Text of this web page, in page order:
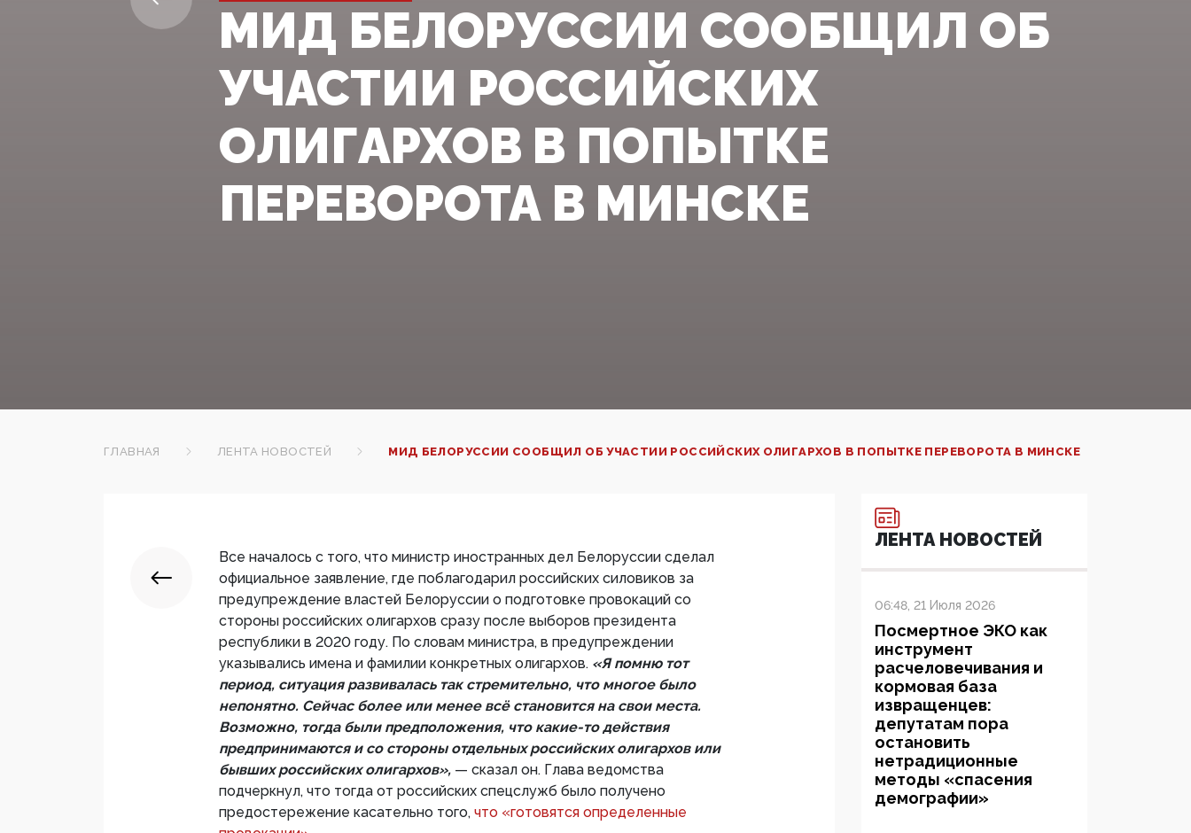
МИД БЕЛОРУССИИ СООБЩИЛ ОБ
УЧАСТИИ РОССИЙСКИХ
ОЛИГАРХОВ В ПОПЫТКЕ
ПЕРЕВОРОТА В МИНСКЕ
ГЛАВНАЯ ЛЕНТА НОВОСТЕЙ МИД БЕЛОРУССИИ СООБЩИЛ ОБ УЧАСТИИ РОССИЙСКИХ ОЛИГАРХОВ В ПОПЫТКЕ ПЕРЕВОРОТА В МИНСКЕ
Все началось с того, что министр иностранных дел Белоруссии сделал
официальное заявление, где поблагодарил российских силовиков за
предупреждение властей Белоруссии о подготовке провокаций со
стороны российских олигархов сразу после выборов президента
республики в 2020 году. По словам министра, в предупреждении
указывались имена и фамилии конкретных олигархов. «Я помню тот
период, ситуация развивалась так стремительно, что многое было
непонятно. Сейчас более или менее всё становится на свои места.
Возможно, тогда были предположения, что какие-то действия
предпринимаются и со стороны отдельных российских олигархов или
бывших российских олигархов», — сказал он. Глава ведомства
подчеркнул, что тогда от российских спецслужб было получено
предостережение касательно того, что «готовятся определенные
ЛЕНТА НОВОСТЕЙ
06:48, 21 Июля 2026
Посмертное ЭКО как
инструмент
расчеловечивания и
кормовая база
извращенцев:
депутатам пора
остановить
нетрадиционные
методы «спасения
демографии»